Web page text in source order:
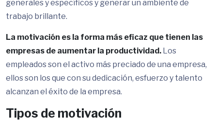
generales y específicos y generar un ambiente de
trabajo brillante.
La motivación es la forma más eficaz que tienen las
empresas de aumentar la productividad. Los
empleados son el activo más preciado de una empresa,
ellos son los que con su dedicación, esfuerzo y talento
alcanzan el éxito de la empresa.
Tipos de motivación